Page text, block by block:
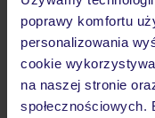
poprawy komfortu
personalizowania
cookie
na naszej stronie
społecznościowych.
hotel polecany
25% ZALICZKI LATO 2026